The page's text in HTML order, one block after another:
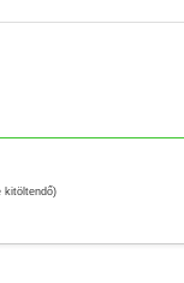
kitöltendő)